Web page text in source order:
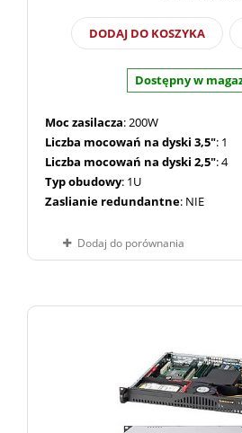
DODAJ DO KOSZYKA
Dostępny w
Moc zasilacza: 200W
Liczba mocowań na dyski 3,5": 1
Liczba mocowań na dyski 2,5": 4
Typ obudowy: 1U
Zaslianie redundantne: NIE
Dodaj do porównania